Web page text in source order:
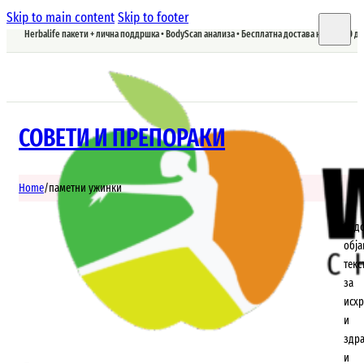
Skip to main contentSkip to footer
Herbalife пакети + лична поддршка • BodyScan анализа • Бесплатна достава над 5.900
СОВЕТИ И ПРЕПОРАКИ
Home/паметни ужинки
за
и
и